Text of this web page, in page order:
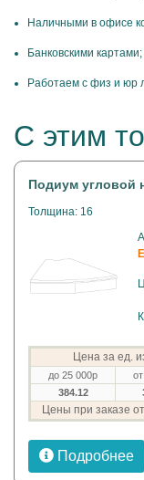
Наличными в офисе
Банковскими картами;
Работаем с физ и юр
С этим
Подиум угловой
Толщина: 16
Цена за ед.
до 25 000р
384.12
Цены при заказе
Подробнее